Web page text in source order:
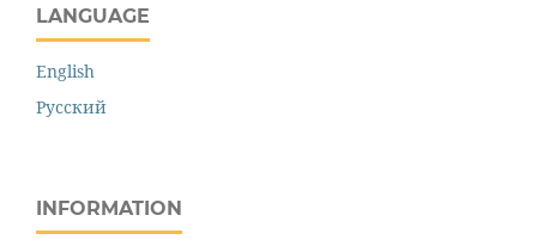
LANGUAGE
English
Русский
INFORMATION